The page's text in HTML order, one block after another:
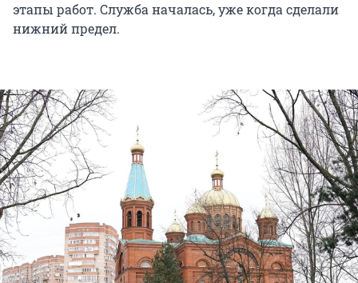
этапы работ. Служба началась, уже когда сделали
нижний предел.